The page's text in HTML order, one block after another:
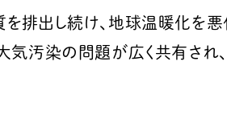
排出し続け、地球温暖化を悪
気汚染の問題が広く共有さ